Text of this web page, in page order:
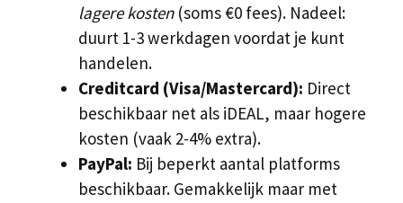
lagere kosten(soms €0 fees). Nadeel:
duurt 1-3 werkdagen voordat je kunt
handelen.
Creditcard (Visa/Mastercard): Direct
beschikbaar net als iDEAL, maar hogere
kosten (vaak 2-4% extra).
PayPal: Bij beperkt aantal platforms
beschikbaar. Gemakkelijk maar met